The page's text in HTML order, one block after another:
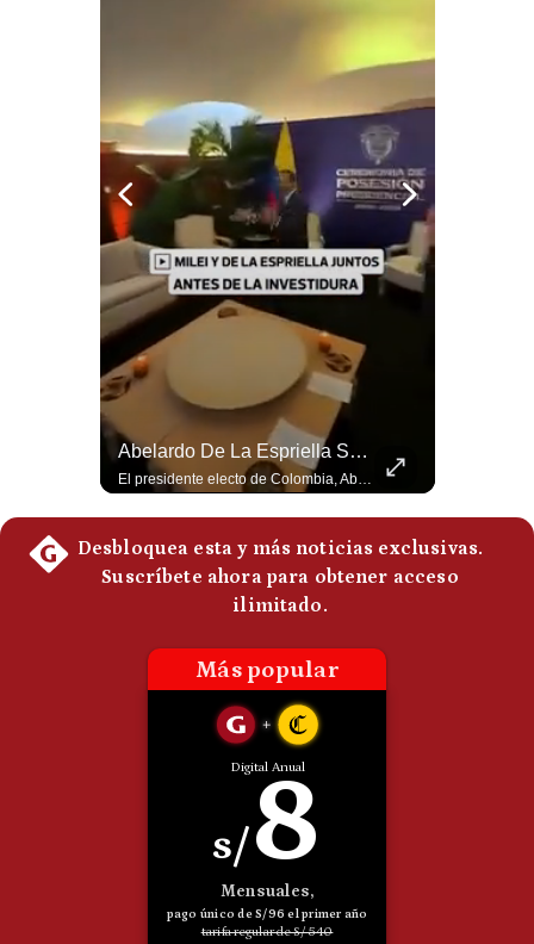
Privacidad
Frecuentes
Abelardo De La Espriella Se Reúne Con Javier Milei En Cali | Gestión Mundo
El presidente electo de Colombia, Abelardo de la Espriella, sostuvo una reunión bilateral en Cali con el mandatario argentino Javier Milei. El encuentro se dio pocas horas antes de la ceremonia de investidura presidencial para el periodo 2026-2030, marcando el inicio de una nueva alianza estratégica regional. #DeLaEspriella #JavierMilei #Colombia #Argentina #PoliticaLatina #Shorts 👉 Suscríbete y activa la campana para no perderte nuestro análisis diario. 🌎 Síguenos en nuestras redes sociales: 📌 Web oficial: https://gestion.pe/mundo/ 📌 LinkedIn: http://bit.ly/3HYIET0 📌 X (Twitter): http://bit.ly/4noZtX9 📌 TikTok: http://bit.ly/4evB6TO